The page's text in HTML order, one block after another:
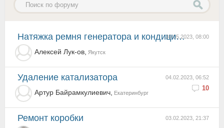
30.05.2023, 08:00
Натяжка ремня генератора и кондиционера
Алексей Лук-ов, Якутск
04.02.2023, 06:52
10
Удаление катализатора
Артур Байрамкулиевич, Екатеринбург
03.02.2023, 21:37
Ремонт коробки